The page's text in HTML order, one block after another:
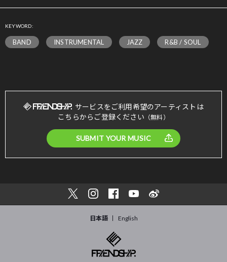
KEYWORD:
BAND INSTRUMENTAL JAZZ R&B / SOUL
サービスをご利用希望のアーティストは
こちらからご登録ください （無料）
SUBMIT YOUR MUSIC
日本語 English